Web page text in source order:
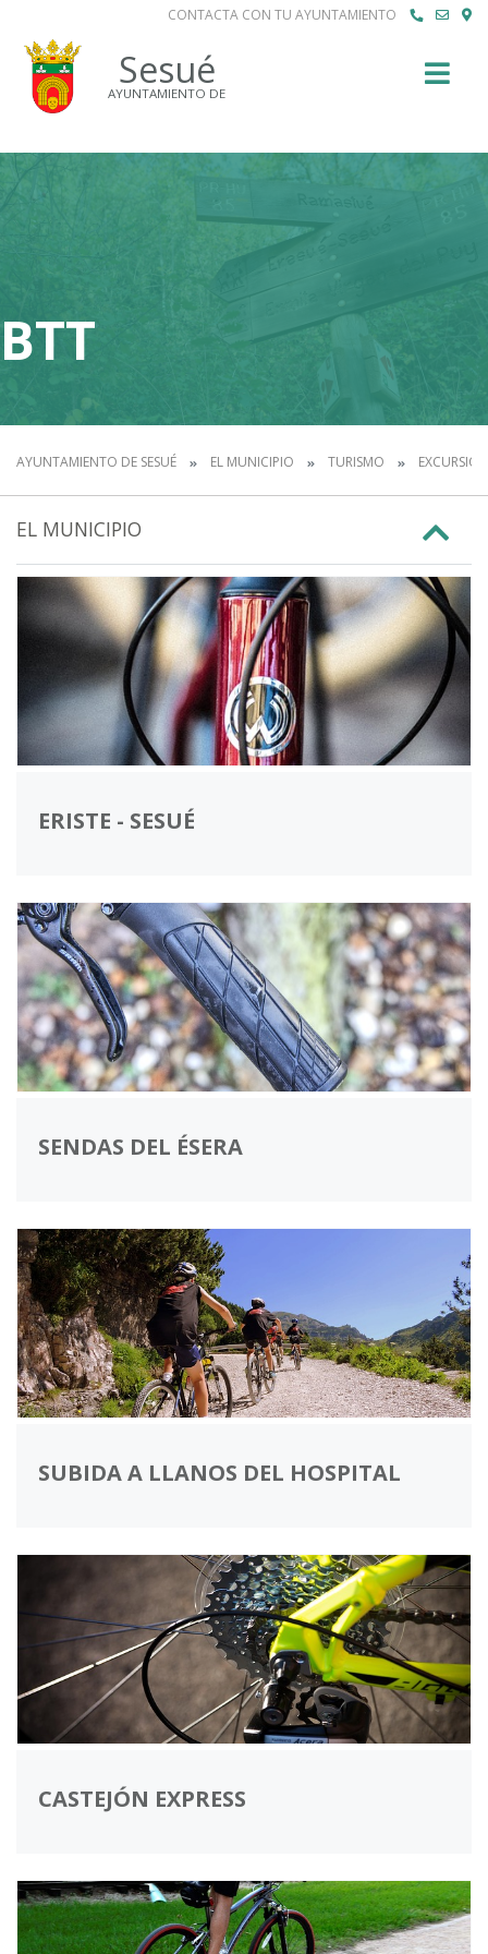
CONTACTA CON TU AYUNTAMIENTO
Sesué
AYUNTAMIENTO DE
BTT
AYUNTAMIENTO DE SESUÉ EL MUNICIPIO TURISMO
EL MUNICIPIO
ERISTE - SESUÉ
SENDAS DEL ÉSERA
SUBIDA A LLANOS DEL HOSPITAL
CASTEJÓN EXPRESS